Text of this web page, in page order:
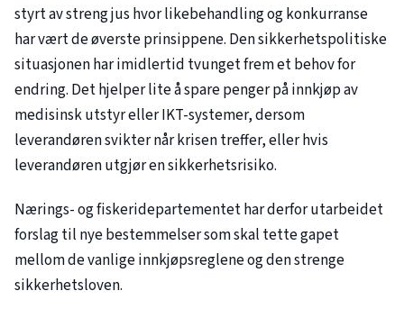
styrt av streng jus hvor likebehandling og konkurranse
har vært de øverste prinsippene. Den sikkerhetspolitiske
situasjonen har imidlertid tvunget frem et behov for
endring. Det hjelper lite å spare penger på innkjøp av
medisinsk utstyr eller IKT-systemer, dersom
leverandøren svikter når krisen treffer, eller hvis
leverandøren utgjør en sikkerhetsrisiko.
Nærings- og fiskeridepartementet har derfor utarbeidet
forslag til nye bestemmelser som skal tette gapet
mellom de vanlige innkjøpsreglene og den strenge
sikkerhetsloven.